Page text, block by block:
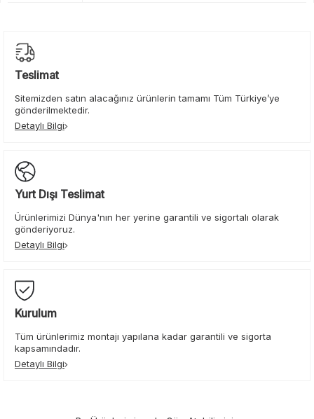
Teslimat
Sitemizden satın alacağınız ürünlerin tamamı Tüm Türkiye’ye
gönderilmektedir.
Detaylı Bilgi
Yurt Dışı Teslimat
Ürünlerimizi Dünya'nın her yerine garantili ve sigortalı olarak
gönderiyoruz.
Detaylı Bilgi
Kurulum
Tüm ürünlerimiz montajı yapılana kadar garantili ve sigorta
kapsamındadır.
Detaylı Bilgi